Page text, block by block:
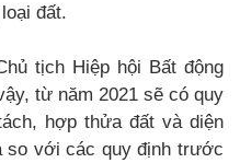
đất.
tịch Hiệp hội Bất động
từ năm 2021 sẽ có quy
hợp thửa đất và diện
với các quy định trước